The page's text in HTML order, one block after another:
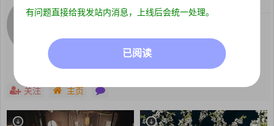
关注 主页
有问题直接给我发站内消息，上线后会统一处理。
已阅读